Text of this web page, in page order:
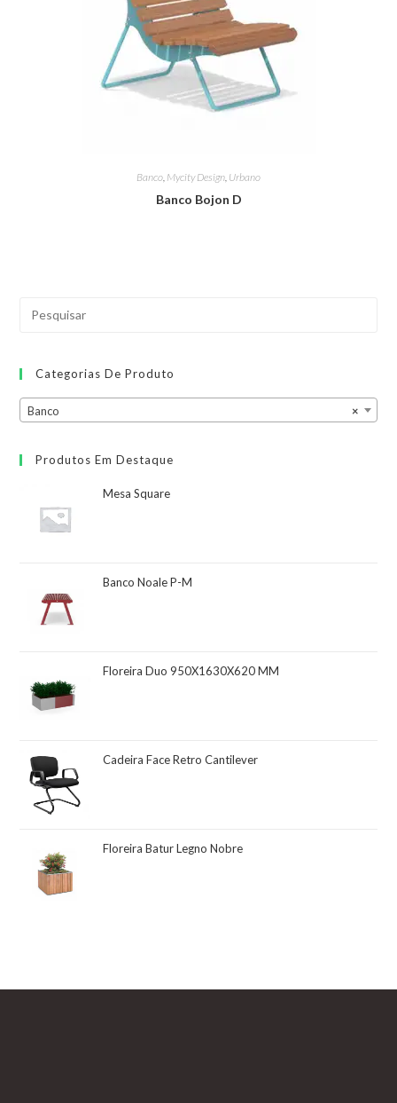
Banco, Mycity Design, Urbano
Banco Bojon D
Categorias De Produto
×
Banco
Produtos Em Destaque
Mesa Square
Banco Noale P-M
Floreira Duo 950X1630X620 MM
Cadeira Face Retro Cantilever
Floreira Batur Legno Nobre